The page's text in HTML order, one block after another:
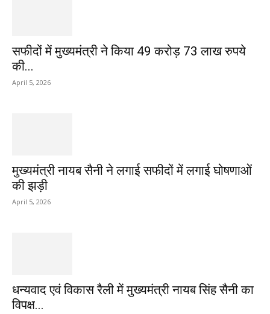
सफीदों में मुख्यमंत्री ने किया 49 करोड़ 73 लाख रुपये
की...
April 5, 2026
मुख्यमंत्री नायब सैनी ने लगाई सफीदों में लगाई घोषणाओं
की झड़ी
April 5, 2026
धन्यवाद एवं विकास रैली में मुख्यमंत्री नायब सिंह सैनी का
विपक्ष...